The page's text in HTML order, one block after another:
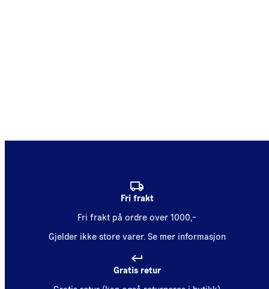
Fri frakt
Fri frakt på ordre over 1000,-
Gjelder ikke store varer. Se mer informasjon
Gratis retur